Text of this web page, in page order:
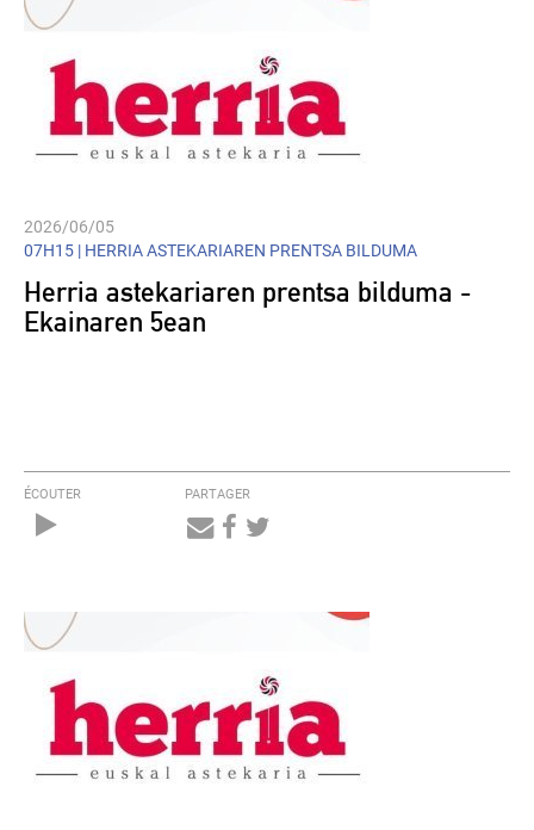
2026/06/05
07H15 | HERRIA ASTEKARIAREN PRENTSA BILDUMA
Herria astekariaren prentsa bilduma -
Ekainaren 5ean
ÉCOUTER PARTAGER